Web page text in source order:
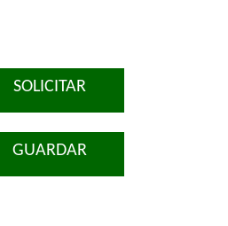
SOLICITAR
GUARDAR